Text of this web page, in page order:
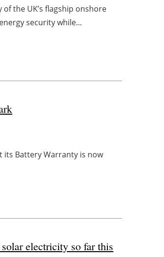
the UK’s flagship onshore
security while...
its Battery Warranty is now
electricity so far this